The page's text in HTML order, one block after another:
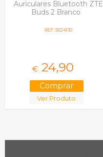
Auriculares Bluetooth ZTE
Buds 2 Branco
REF: 5024130
€ 24,90
Ver Produto